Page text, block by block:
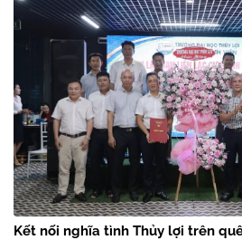
Kết nối nghĩa tình Thủy lợi trên